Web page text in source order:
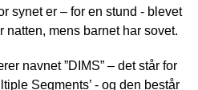
synet er – for en stund - blevet
natten, mens barnet har sovet.
navnet ”DIMS” – det står for
Segments’ - og den består